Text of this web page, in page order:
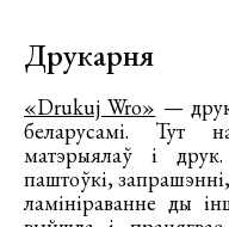
Друкарня
«Drukuj Wro» —
беларусамі. Тут
матэрыялаў і
паштоўкі,
ламініраванне ды